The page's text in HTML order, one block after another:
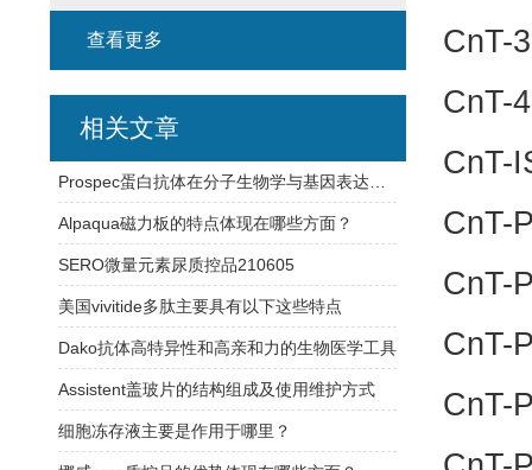
CnT-
CnT-
CnT-
CnT-
CnT-
CnT-
CnT-
查看更多
相关文章
Alpaqua磁力板的特点体现在哪些方面？
SERO微量元素尿质控品210605
美国vivitide多肽主要具有以下这些特点
Dako抗体高特异性和高亲和力的生物医学工具
Assistent盖玻片的结构组成及使用维护方式
细胞冻存液主要是作用于哪里？